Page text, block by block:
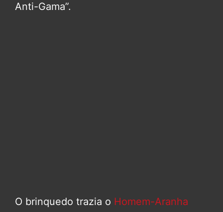
Anti-Gama”.
O brinquedo trazia o Homem-Aranha